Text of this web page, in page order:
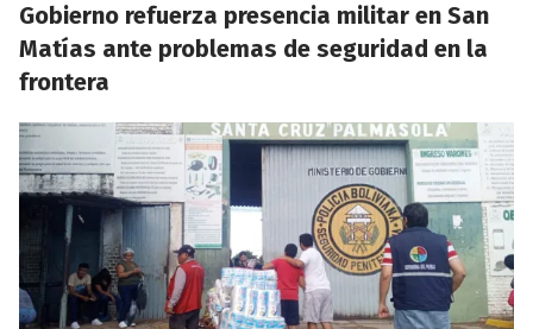
Gobierno refuerza presencia militar en San
Matías ante problemas de seguridad en la
frontera